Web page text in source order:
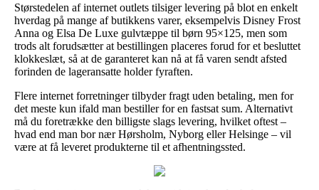
Størstedelen af internet outlets tilsiger levering på blot en enkelt
hverdag på mange af butikkens varer, eksempelvis Disney Frost
Anna og Elsa De Luxe gulvtæppe til børn 95×125, men som
trods alt forudsætter at bestillingen placeres forud for et besluttet
klokkeslæt, så at de garanteret kan nå at få varen sendt afsted
forinden de lageransatte holder fyraften.
Flere internet forretninger tilbyder fragt uden betaling, men for
det meste kun ifald man bestiller for en fastsat sum. Alternativt
må du foretrække den billigste slags levering, hvilket oftest –
hvad end man bor nær Hørsholm, Nyborg eller Helsinge – vil
være at få leveret produkterne til et afhentningssted.